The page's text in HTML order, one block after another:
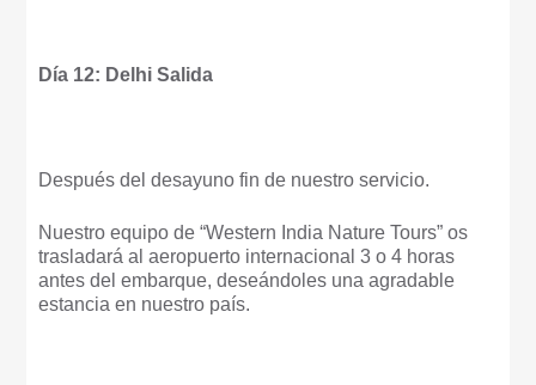
Día 12: Delhi Salida
Después del desayuno fin de nuestro servicio.
Nuestro equipo de “Western India Nature Tours” os
trasladará al aeropuerto internacional 3 o 4 horas
antes del embarque, deseándoles una agradable
estancia en nuestro país.